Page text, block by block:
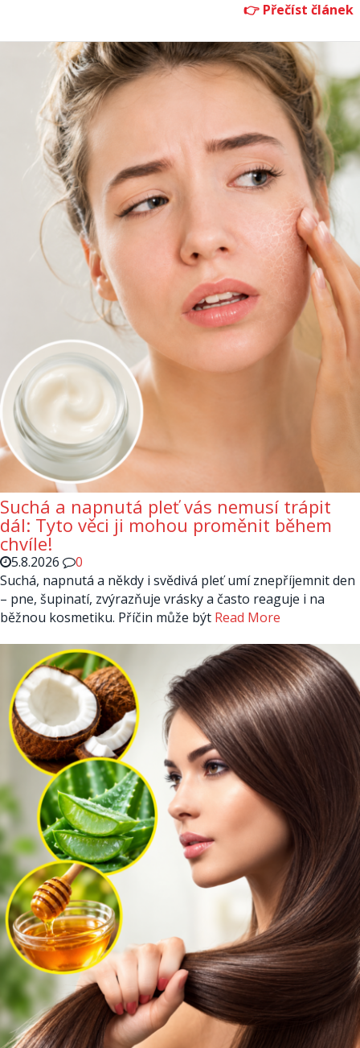
Suchá a napnutá pleť vás nemusí trápit
dál: Tyto věci ji mohou proměnit během
chvíle!
5.8.2026
0
Suchá, napnutá a někdy i svědivá pleť umí znepříjemnit den
– pne, šupinatí, zvýrazňuje vrásky a často reaguje i na
běžnou kosmetiku. Příčin může být Read More